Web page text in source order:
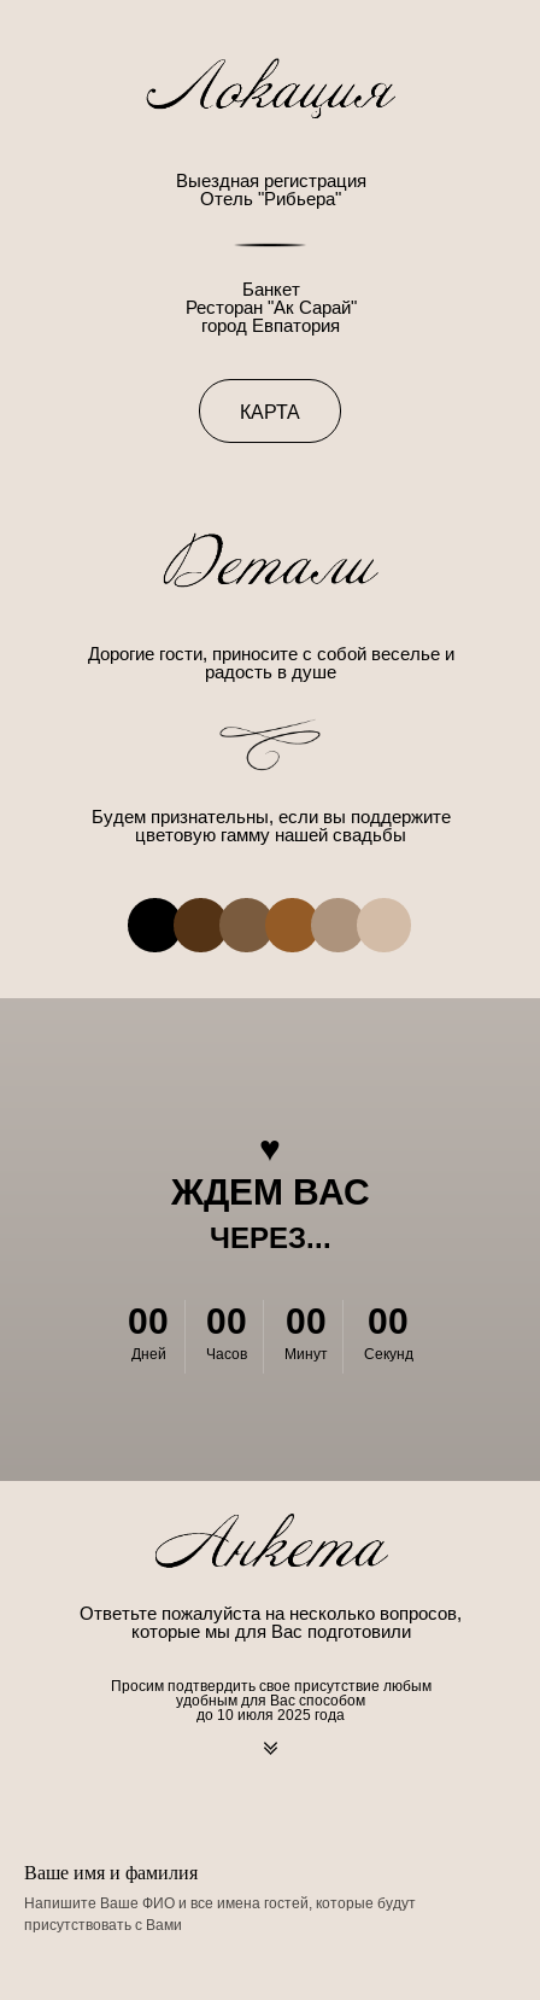
Выездная регистрация
Отель "Рибьера"
КАРТА
Банкет
Ресторан "Ак Сарай"
город Евпатория
Дорогие гости, приносите с собой веселье и
радость в душе
Будем признательны, если вы поддержите
цветовую гамму нашей свадьбы
♥
ЖДЕМ ВАС
ЧЕРЕЗ...
00
Дней
00
Часов
00
Минут
00
Секунд
Ответьте пожалуйста на несколько вопросов,
которые мы для Вас подготовили
Просим подтвердить свое присутствие любым
удобным для Вас способом
до 10 июля 2025 года
Ваше имя и фамилия
Напишите Ваше ФИО и все имена гостей, которые будут
присутствовать с Вами